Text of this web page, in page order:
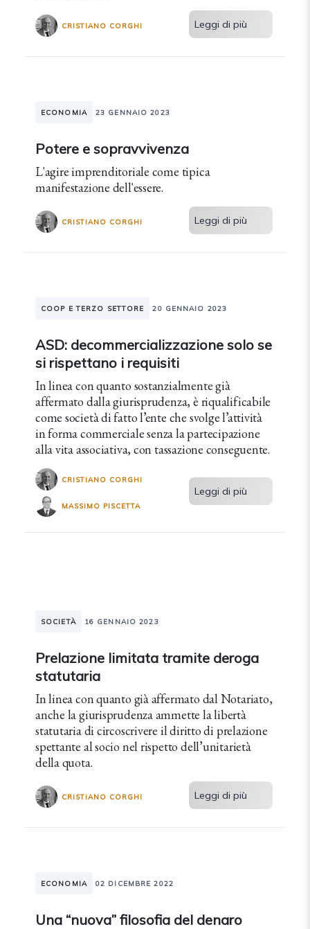
CRISTIANO CORGHI Leggi di più
ECONOMIA 23 GENNAIO 2023
Potere e sopravvivenza
L'agire imprenditoriale come tipica
manifestazione dell'essere.
CRISTIANO CORGHI Leggi di più
COOP E TERZO SETTORE 20 GENNAIO 2023
ASD: decommercializzazione solo se
si rispettano i requisiti
In linea con quanto sostanzialmente già
affermato dalla giurisprudenza, è riqualificabile
come società di fatto l’ente che svolge l’attività
in forma commerciale senza la partecipazione
alla vita associativa, con tassazione conseguente.
CRISTIANO CORGHI
MASSIMO PISCETTA
Leggi di più
SOCIETÀ 16 GENNAIO 2023
Prelazione limitata tramite deroga
statutaria
In linea con quanto già affermato dal Notariato,
anche la giurisprudenza ammette la libertà
statutaria di circoscrivere il diritto di prelazione
spettante al socio nel rispetto dell’unitarietà
della quota.
CRISTIANO CORGHI Leggi di più
ECONOMIA 02 DICEMBRE 2022
Una “nuova” filosofia del denaro